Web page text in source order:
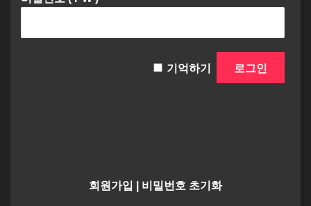
기억하기
회원가입 비밀번호 초기화